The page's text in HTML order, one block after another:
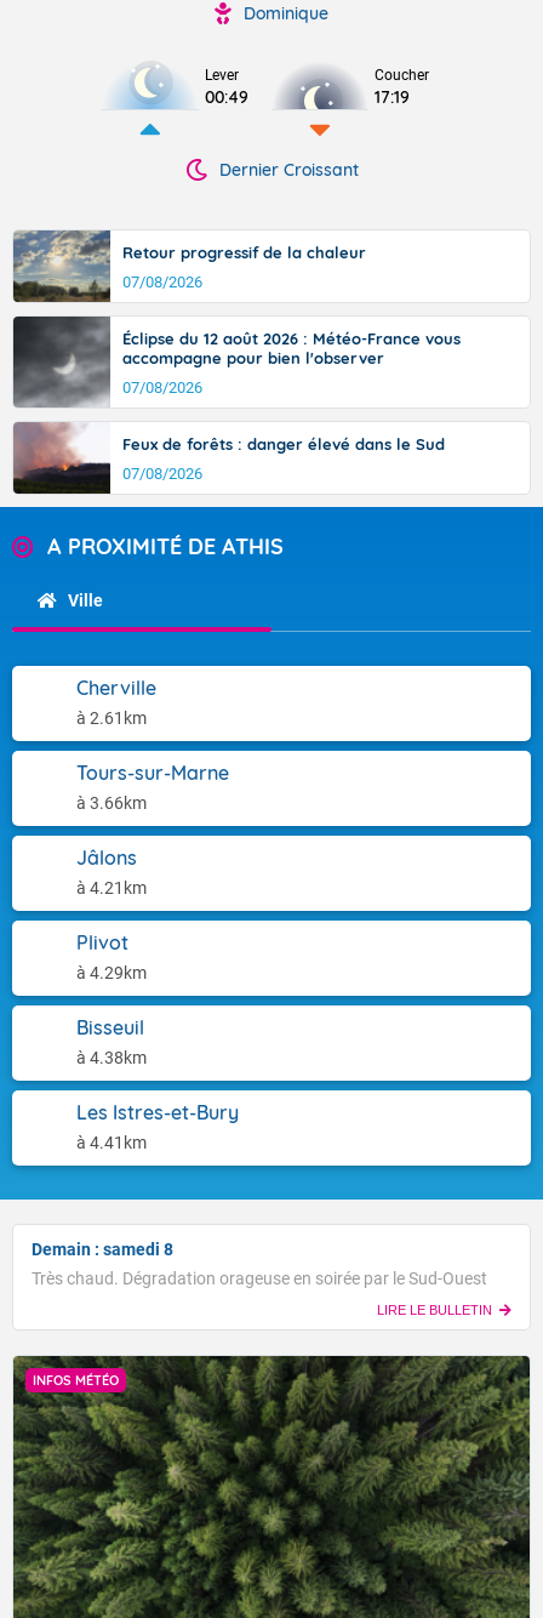
Dominique
Lever
00:49
Coucher
17:19
Dernier Croissant
Retour progressif de la chaleur
07/08/2026
Éclipse du 12 août 2026 : Météo-France vous
accompagne pour bien l'observer
07/08/2026
Feux de forêts : danger élevé dans le Sud
07/08/2026
A PROXIMITÉ DE ATHIS
Ville
Cherville
à 2.61km
Tours-sur-Marne
à 3.66km
Jâlons
à 4.21km
Plivot
à 4.29km
Bisseuil
à 4.38km
Les Istres-et-Bury
à 4.41km
Demain : samedi 8
Très chaud. Dégradation orageuse en soirée par le Sud-Ouest
LIRE LE BULLETIN
INFOS MÉTÉO